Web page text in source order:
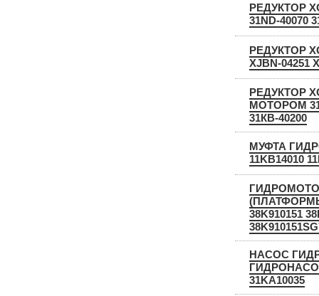
РЕДУКТОР
31ND-40070
РЕДУКТОР
XJBN-04251
РЕДУКТОР
МОТОРОМ
31КВ-40200
МУФТА
11KB14010
38K910151
НАСОС
31KA10035